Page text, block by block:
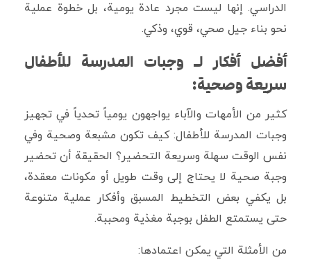
الدراسي. إنها ليست مجرد عادة يومية، بل خطوة عملية
نحو بناء جيل صحي، قوي، وذكي.
أفضل أفكار لـ وجبات المدرسة للأطفال
سريعة وصحية:
كثير من الأمهات والآباء يواجهون يومياً تحدياً في تجهيز
وجبات المدرسة للأطفال: كيف تكون مشبعة وصحية وفي
نفس الوقت سهلة وسريعة التحضير؟ الحقيقة أن تحضير
وجبة صحية لا يحتاج إلى وقت طويل أو مكونات معقدة،
بل يكفي بعض التخطيط المسبق وأفكار عملية متنوعة
حتى يستمتع الطفل بوجبة مغذية ومحببة.
من الأمثلة التي يمكن اعتمادها: